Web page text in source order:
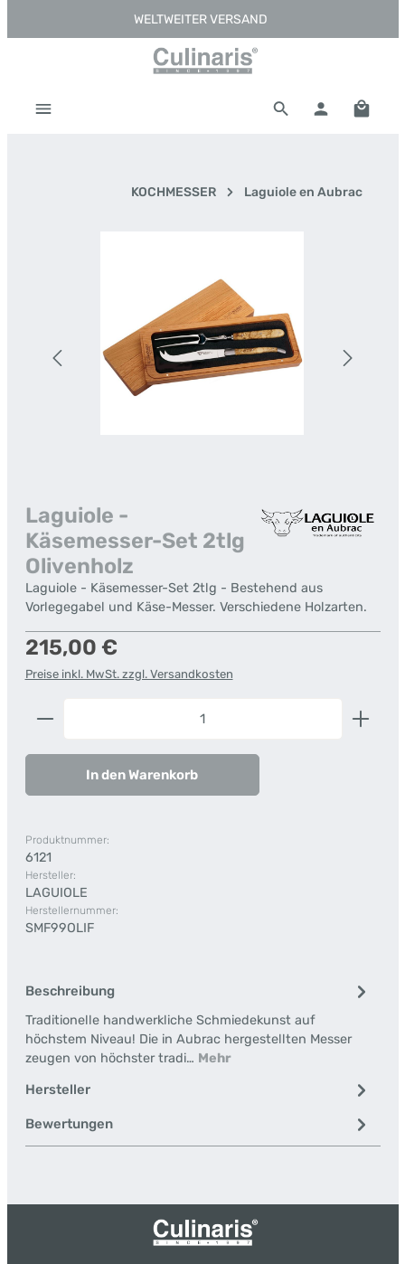
Zum Hauptinhalt springenWELTWEITER VERSAND
KOCHMESSER Laguiole en Aubrac
Laguiole -
Käsemesser-Set 2tlg
Olivenholz
Laguiole - Käsemesser-Set 2tlg - Bestehend aus
Vorlegegabel und Käse-Messer. Verschiedene Holzarten.
Regulärer Preis:
215,00 €
Preise inkl. MwSt. zzgl. Versandkosten
Produkt Anzahl: Gib den gewünschten Wert ein
In den Warenkorb
Produktnummer:
6121
Hersteller:
LAGUIOLE
Herstellernummer:
SMF99OLIF
Beschreibung
Traditionelle handwerkliche Schmiedekunst auf
höchstem Niveau! Die in Aubrac hergestellten Messer
zeugen von höchster tradi… Mehr
Hersteller
Bewertungen